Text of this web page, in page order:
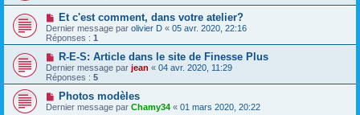
Et c'est comment, dans votre atelier?
Dernier message par olivier D « 05 avr. 2020, 22:16
Réponses : 1
R-E-S: Article dans le site de Finesse Plus
Dernier message par jean « 04 avr. 2020, 11:29
Réponses : 5
Photos modèles
Dernier message par Chamy34 « 01 mars 2020, 20:22